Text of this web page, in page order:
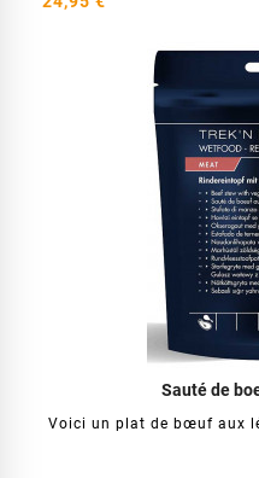
Sauté de
Voici un plat de bœuf aux